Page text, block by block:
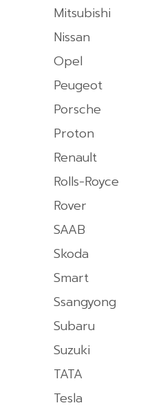
Mitsubishi
Nissan
Opel
Peugeot
Porsche
Proton
Renault
Rolls-Royce
Rover
SAAB
Skoda
Smart
Ssangyong
Subaru
Suzuki
TATA
Tesla